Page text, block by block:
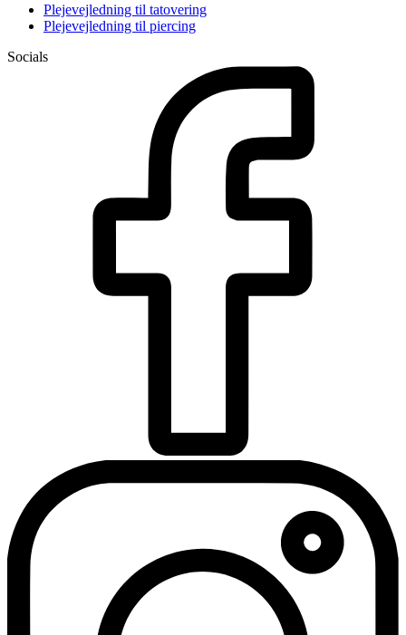
Plejevejledning til tatovering
Plejevejledning til piercing
Socials